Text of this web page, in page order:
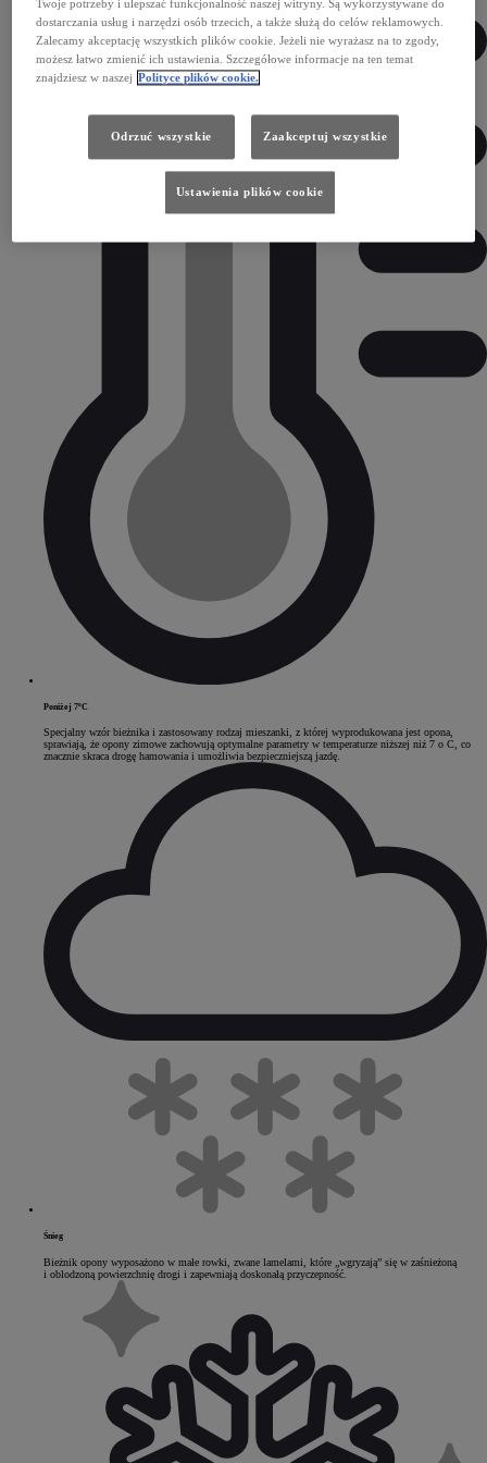
Poniżej 7ºC
Specjalny wzór bieżnika i zastosowany rodzaj mieszanki, z której wyprodukowana jest opona,
sprawiają, że opony zimowe zachowują optymalne parametry w temperaturze niższej niż 7 o C, co
znacznie skraca drogę hamowania i umożliwia bezpieczniejszą jazdę.
Śnieg
Bieżnik opony wyposażono w małe rowki, zwane lamelami, które „wgryzają” się w zaśnieżoną
i oblodzoną powierzchnię drogi i zapewniają doskonałą przyczepność.
Twoje potrzeby i ulepszać funkcjonalność naszej witryny. Są wykorzystywane do
dostarczania usług i narzędzi osób trzecich, a także służą do celów reklamowych.
Zalecamy akceptację wszystkich plików cookie. Jeżeli nie wyrażasz na to zgody,
możesz łatwo zmienić ich ustawienia. Szczegółowe informacje na ten temat
znajdziesz w naszej Polityce plików cookie.
Odrzuć wszystkie Zaakceptuj wszystkie
Ustawienia plików cookie